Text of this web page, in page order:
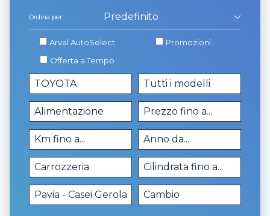
Ordina per
Arval AutoSelect
Promozioni
Offerta a Tempo